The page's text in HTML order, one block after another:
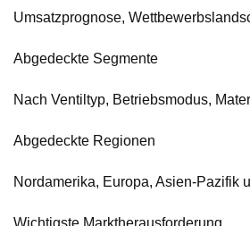
Umsatzprognose,
Abgedeckte Segmente
Nach Ventiltyp, Betriebsmodus,
Abgedeckte Regionen
Nordamerika, Europa, Asien-Pazifik